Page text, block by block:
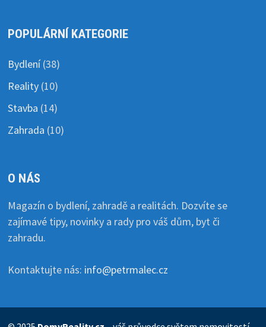
POPULÁRNÍ KATEGORIE
Bydlení(38)
Reality(10)
Stavba (14)
Zahrada (10)
O NÁS
Magazín o bydlení, zahradě a realitách. Dozvíte se
zajímavé tipy, novinky a rady pro váš dům, byt či
zahradu.
Kontaktujte nás: info@petrmalec.cz